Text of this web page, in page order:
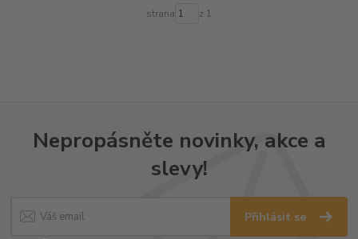
strana z 1
Nepropásněte novinky, akce a
slevy!
Přihlásit se